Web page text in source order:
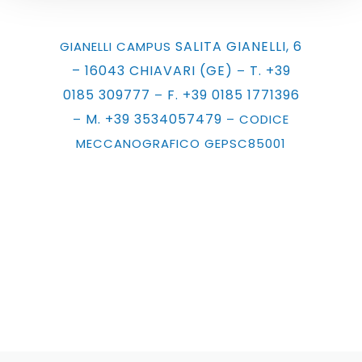
GIANELLI CAMPUS SALITA GIANELLI, 6
– 16043 CHIAVARI (GE) – T. +39
0185 309777 – F. +39 0185 1771396
– M. +39 3534057479 – CODICE
MECCANOGRAFICO GEPSC85001